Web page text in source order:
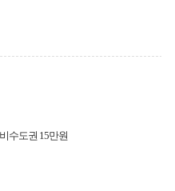
수도권 15만원